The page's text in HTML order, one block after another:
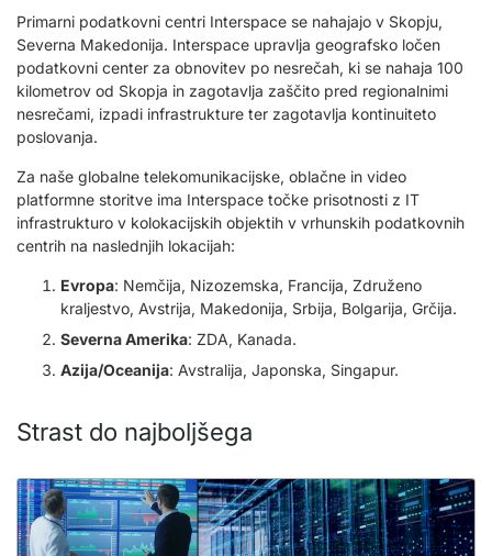
Primarni podatkovni centri Interspace se nahajajo v Skopju,
Severna Makedonija. Interspace upravlja geografsko ločen
podatkovni center za obnovitev po nesrečah, ki se nahaja 100
kilometrov od Skopja in zagotavlja zaščito pred regionalnimi
nesrečami, izpadi infrastrukture ter zagotavlja kontinuiteto
poslovanja.
Za naše globalne telekomunikacijske, oblačne in video
platformne storitve ima Interspace točke prisotnosti z IT
infrastrukturo v kolokacijskih objektih v vrhunskih podatkovnih
centrih na naslednjih lokacijah:
Evropa: Nemčija, Nizozemska, Francija, Združeno
kraljestvo, Avstrija, Makedonija, Srbija, Bolgarija, Grčija.
Severna Amerika: ZDA, Kanada.
Azija/Oceanija: Avstralija, Japonska, Singapur.
Strast do najboljšega